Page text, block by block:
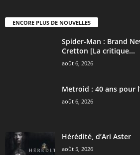
ENCORE PLUS DE NOUVELLES
Spider-Man : Brand
Cretton [La critique...
août 6, 2026
Metroid : 40 ans pour
août 6, 2026
Hérédité, d’Ari Aster
août 5, 2026